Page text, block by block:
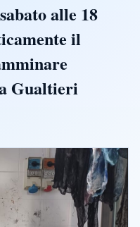
alle 18
il
Gualtieri